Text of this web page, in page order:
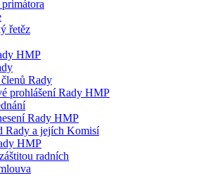
řetěz
HMP
Rady
prohlášení Rady HMP
Rady HMP
Rady a jejích Komisí
HMP
radních